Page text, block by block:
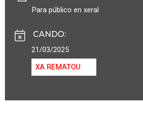
Para público en xeral
CANDO:
21/03/2025
XA REMATOU